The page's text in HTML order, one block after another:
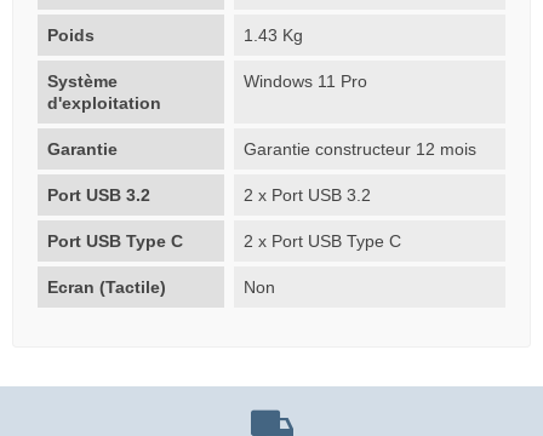
Poids 1.43 Kg
Système
d'exploitation
Windows 11 Pro
Garantie Garantie constructeur 12 mois
Port USB 3.2 2 x Port USB 3.2
Port USB Type C 2 x Port USB Type C
Ecran (Tactile) Non